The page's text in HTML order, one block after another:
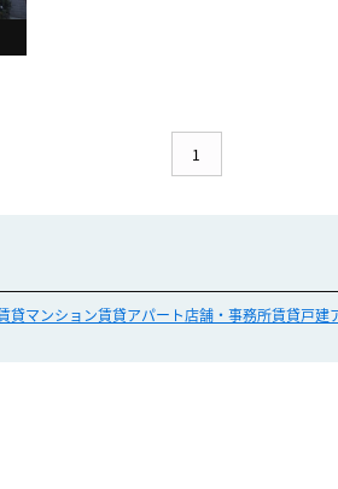
1
貸マンション賃貸アパート店舗・事務所賃貸戸建